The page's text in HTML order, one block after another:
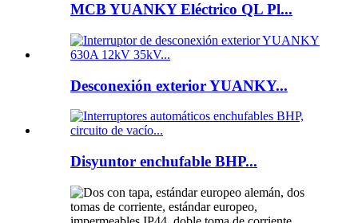
MCB YUANKY Eléctrico QL Pl...
Desconexión exterior YUANKY...
Disyuntor enchufable BHP...